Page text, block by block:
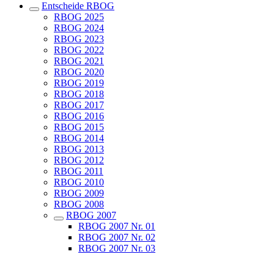
Entscheide RBOG
RBOG 2025
RBOG 2024
RBOG 2023
RBOG 2022
RBOG 2021
RBOG 2020
RBOG 2019
RBOG 2018
RBOG 2017
RBOG 2016
RBOG 2015
RBOG 2014
RBOG 2013
RBOG 2012
RBOG 2011
RBOG 2010
RBOG 2009
RBOG 2008
RBOG 2007
RBOG 2007 Nr. 01
RBOG 2007 Nr. 02
RBOG 2007 Nr. 03